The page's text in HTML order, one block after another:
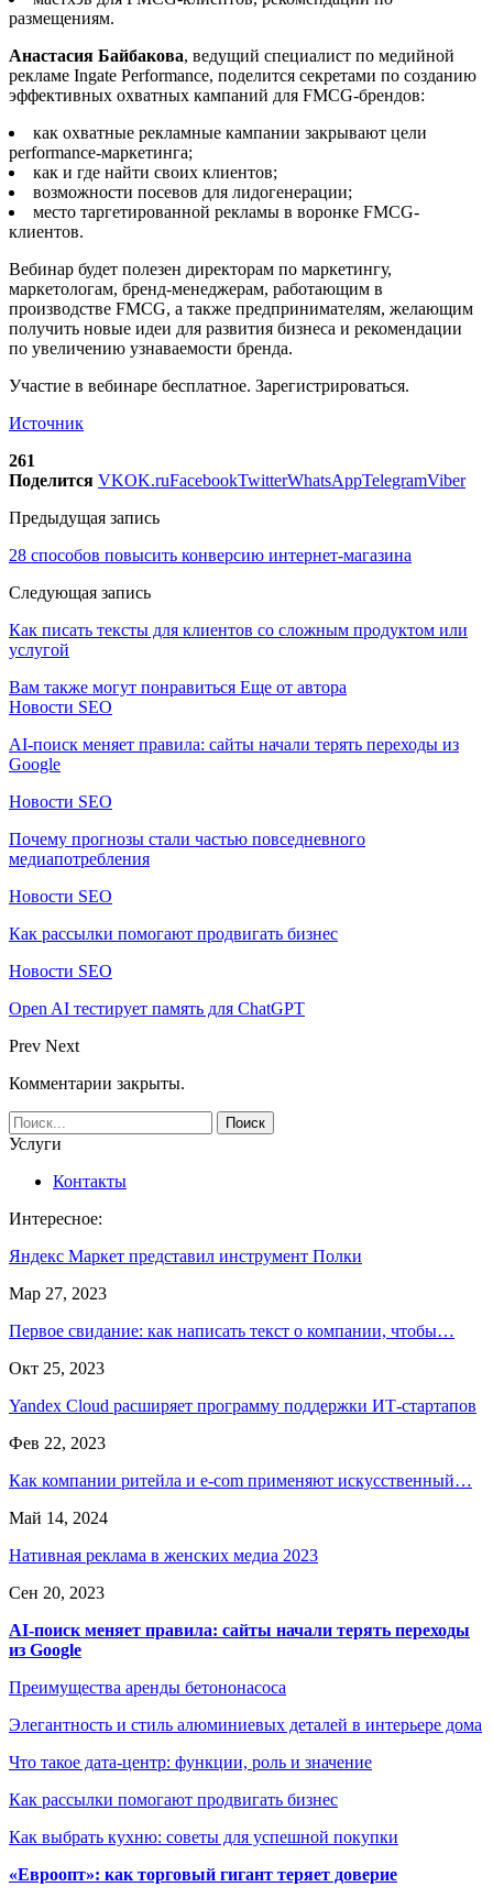
размещениям.
Анастасия Байбакова, ведущий специалист по медийной
рекламе Ingate Performance, поделится секретами по созданию
эффективных охватных кампаний для FMCG-брендов:
как охватные рекламные кампании закрывают цели
performance-маркетинга;
как и где найти своих клиентов;
возможности посевов для лидогенерации;
место таргетированной рекламы в воронке FMCG-
клиентов.
Вебинар будет полезен директорам по маркетингу,
маркетологам, бренд-менеджерам, работающим в
производстве FMCG, а также предпринимателям, желающим
получить новые идеи для развития бизнеса и рекомендации
по увеличению узнаваемости бренда.
Участие в вебинаре бесплатное. Зарегистрироваться.
Источник
261
Поделится VKOK.ruFacebookTwitterWhatsAppTelegramViber
Предыдущая запись
28 способов повысить конверсию интернет-магазина
Следующая запись
Как писать тексты для клиентов со сложным продуктом или
услугой
Вам также могут понравиться Еще от автора
Новости SEO
AI-поиск меняет правила: сайты начали терять переходы из
Google
Новости SEO
Почему прогнозы стали частью повседневного
медиапотребления
Новости SEO
Как рассылки помогают продвигать бизнес
Новости SEO
Open AI тестирует память для ChatGPT
Prev Next
Комментарии закрыты.
Услуги
Контакты
Интересное:
Яндекс Маркет представил инструмент Полки
Мар 27, 2023
Первое свидание: как написать текст о компании, чтобы…
Окт 25, 2023
Yandex Cloud расширяет программу поддержки ИТ-стартапов
Фев 22, 2023
Как компании ритейла и e-com применяют искусственный…
Май 14, 2024
Нативная реклама в женских медиа 2023
Сен 20, 2023
AI-поиск меняет правила: сайты начали терять переходы
из Google
Преимущества аренды бетононасоса
Элегантность и стиль алюминиевых деталей в интерьере дома
Что такое дата-центр: функции, роль и значение
Как рассылки помогают продвигать бизнес
Как выбрать кухню: советы для успешной покупки
«Евроопт»: как торговый гигант теряет доверие